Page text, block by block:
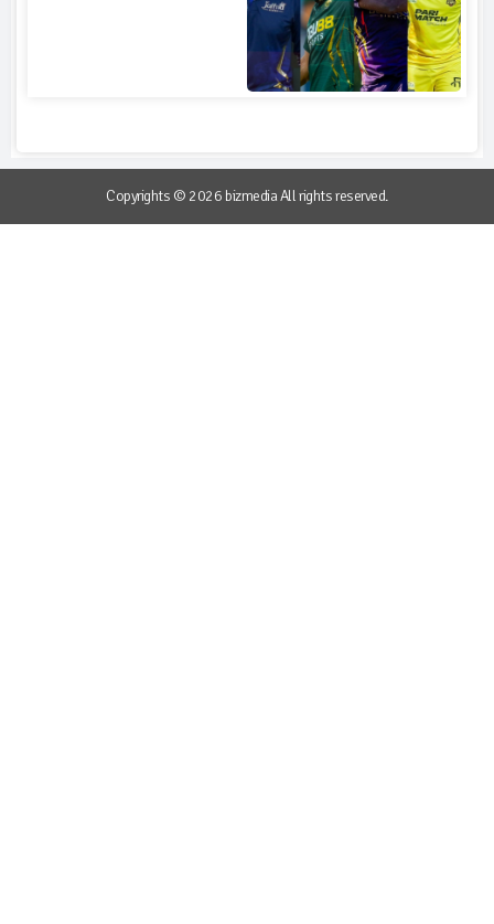
Copyrights © 2026 bizmedia All rights reserved.